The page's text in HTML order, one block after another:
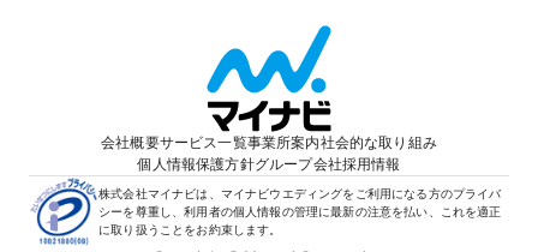
会社概要サービス一覧事業所案内社会的な取り組み
個人情報保護方針グループ会社採用情報
株式会社マイナビは、マイナビウエディングをご利用になる方のプライバ
シーを尊重し、利用者の個人情報の管理に最新の注意を払い、これを適正
に取り扱うことをお約束します。